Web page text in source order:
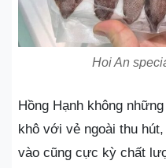
Hoi An
Hồng Hạnh không
khô với vẻ ngoài thu
vào cũng cực kỳ chất